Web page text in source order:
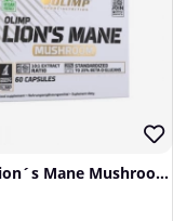
Olimp Lion´s Mane Mushroom, 60 caps